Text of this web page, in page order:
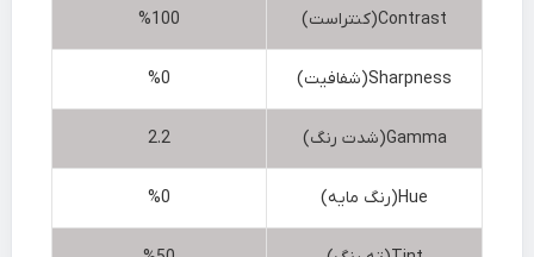
Contrast(کنتراست) %100
Sharpness(شفافیت) %0
Gamma(شدت رنگ) 2.2
Hue(رنگ مایه) %0